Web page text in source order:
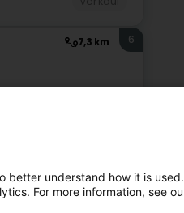
7,3 km 6
Wir
Geburtstage,
better understand how it is
For more information, see